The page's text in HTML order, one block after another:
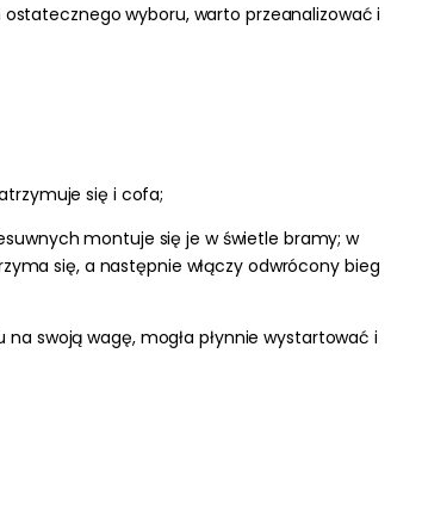
wyboru, warto przeanalizować i
się i cofa;
montuje się je w świetle bramy; w
się, a następnie włączy odwrócony bieg
swoją wagę, mogła płynnie wystartować i